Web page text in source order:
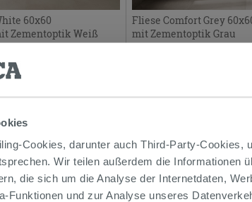
Cookies, darunter auch Third-Party-Cookies,
Wir teilen außerdem die Informationen
die sich um die Analyse der Internetdaten,
Funktionen und zur Analyse unseres
60x60
Zementoptik Weiß
Fliese Comfort Grey
mit Zementoptik Grau